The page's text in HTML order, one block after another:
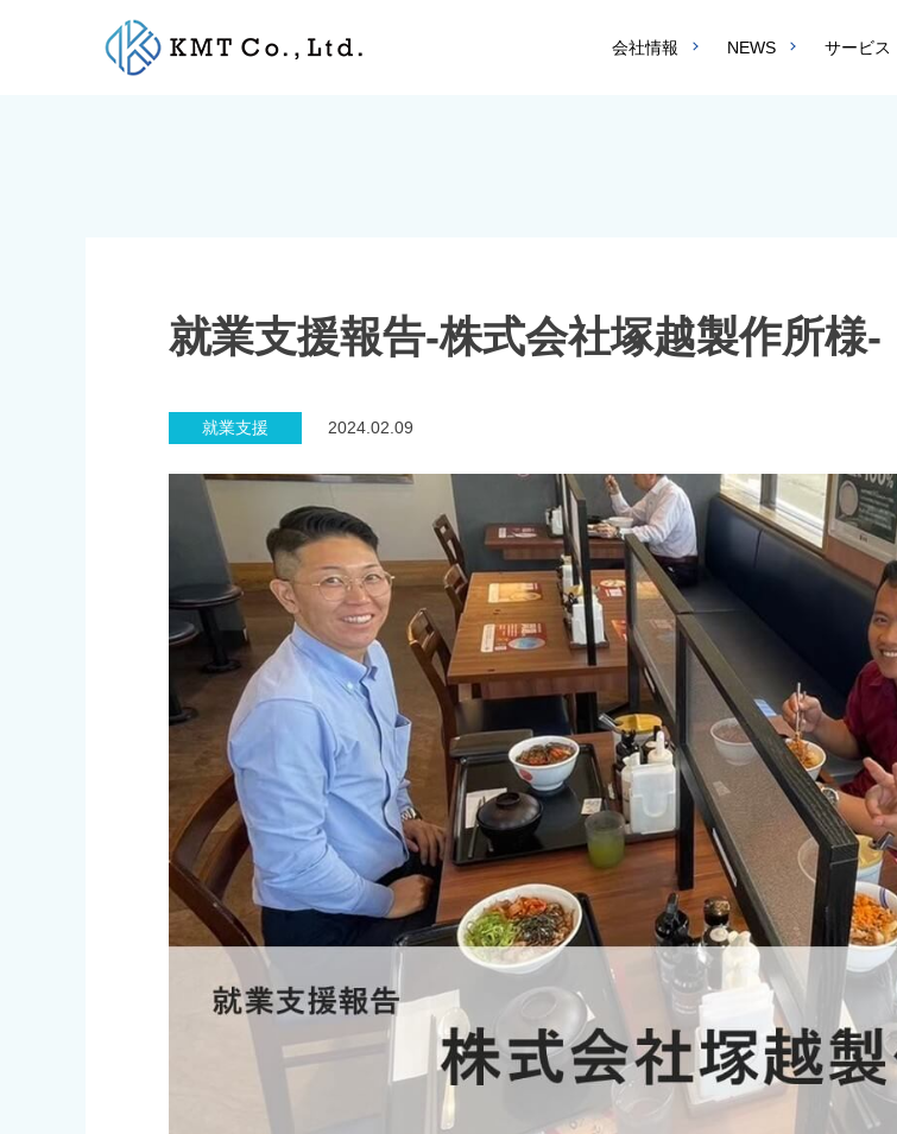
会社情報 NEWS サービス
就業支援報告-株式会社塚越製作所様-
就業支援 2024.02.09